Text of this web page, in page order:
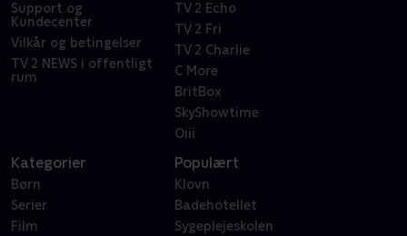
Support og
Kundecenter
Vilkår og betingelser
TV 2 NEWS i offentligt
rum
TV 2 Echo
TV 2 Fri
TV 2 Charlie
C More
BritBox
SkyShowtime
Oiii
Kategorier
Børn
Serier
Film
Populært
Klovn
Badehotellet
Sygeplejeskolen